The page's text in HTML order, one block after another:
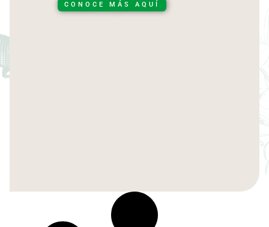
CONOCE MÁS AQUÍ